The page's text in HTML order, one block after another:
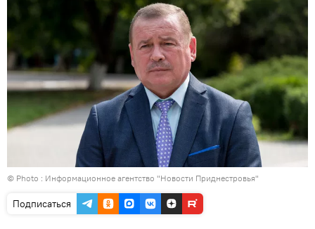
© Photo : Информационное агентство "Новости Приднестровья"
Подписаться